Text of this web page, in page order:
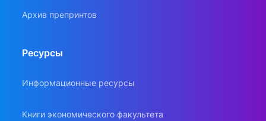
Архив препринтов
Ресурсы
Информационные ресурсы
Книги экономического факультета